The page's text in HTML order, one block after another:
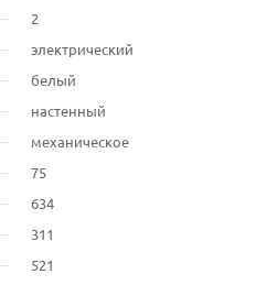
2
электрический
белый
настенный
механическое
75
634
311
521